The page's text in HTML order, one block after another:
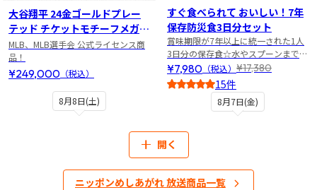
8月8日(土)
大谷翔平 24金ゴールドプレー
テッド チケットモチーフメガフ
ォトミント
MLB、MLB選手会 公式ライセンス商
品！
¥249,000 （税込）
8月7日(金)
すぐ食べられて おいしい！7年
保存防災食3日分セット
賞味期限が7年以上に統一された1人
3日分の保存食☆水やスプーンまでセ
ット
¥7,980 （税込） ¥17,380
15件
開く
ニッポンめしあがれ 放送商品一覧